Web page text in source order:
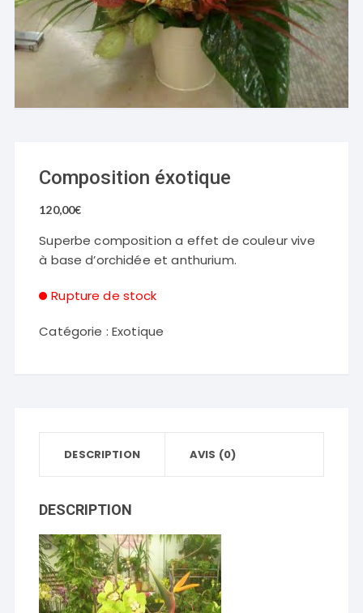
Composition éxotique
120,00€
Superbe composition a effet de couleur vive
à base d’orchidée et anthurium.
Rupture de stock
Catégorie :Exotique
DESCRIPTION AVIS (0)
DESCRIPTION